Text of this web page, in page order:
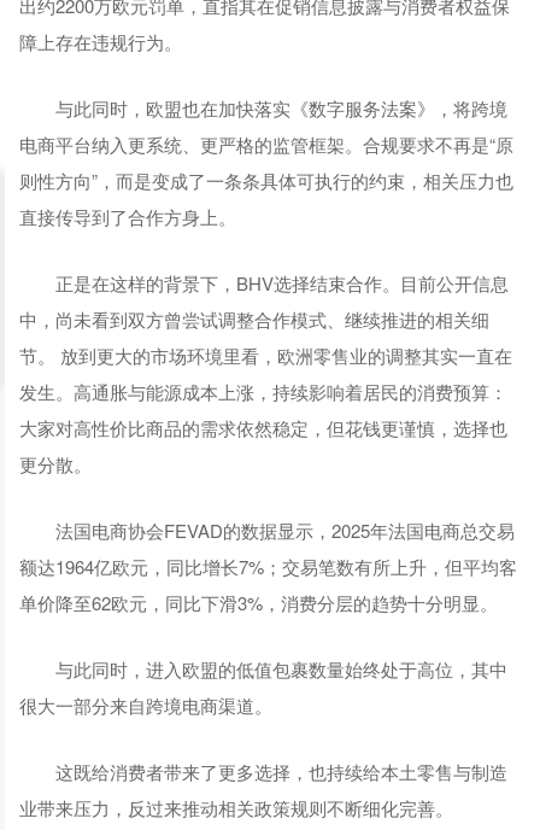
障上存在违规行为。
与此同时，欧盟也在加快落实《数字服务法案》，将跨境
电商平台纳入更系统、更严格的监管框架。合规要求不再是“原
则性方向”，而是变成了一条条具体可执行的约束，相关压力也
直接传导到了合作方身上。
正是在这样的背景下，BHV选择结束合作。目前公开信息
中，尚未看到双方曾尝试调整合作模式、继续推进的相关细
节。 放到更大的市场环境里看，欧洲零售业的调整其实一直在
发生。高通胀与能源成本上涨，持续影响着居民的消费预算：
大家对高性价比商品的需求依然稳定，但花钱更谨慎，选择也
更分散。
法国电商协会FEVAD的数据显示，2025年法国电商总交易
额达1964亿欧元，同比增长7%；交易笔数有所上升，但平均客
单价降至62欧元，同比下滑3%，消费分层的趋势十分明显。
与此同时，进入欧盟的低值包裹数量始终处于高位，其中
很大一部分来自跨境电商渠道。
这既给消费者带来了更多选择，也持续给本土零售与制造
业带来压力，反过来推动相关政策规则不断细化完善。